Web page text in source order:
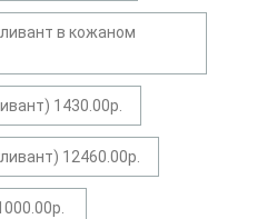
в кожаном
1430.00р.
12460.00р.